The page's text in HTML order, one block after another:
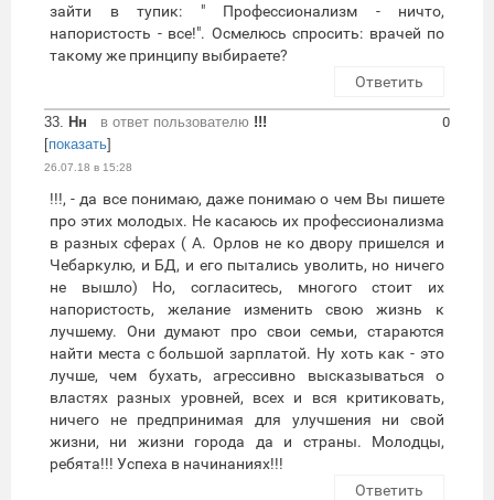
зайти в тупик: " Профессионализм - ничто,
напористость - все!". Осмелюсь спросить: врачей по
такому же принципу выбираете?
Ответить
33. Нн в ответ пользователю !!!
[показать]
26.07.18 в 15:28
0
!!!, - да все понимаю, даже понимаю о чем Вы пишете
про этих молодых. Не касаюсь их профессионализма
в разных сферах ( А. Орлов не ко двору пришелся и
Чебаркулю, и БД, и его пытались уволить, но ничего
не вышло) Но, согласитесь, многого стоит их
напористость, желание изменить свою жизнь к
лучшему. Они думают про свои семьи, стараются
найти места с большой зарплатой. Ну хоть как - это
лучше, чем бухать, агрессивно высказываться о
властях разных уровней, всех и вся критиковать,
ничего не предпринимая для улучшения ни свой
жизни, ни жизни города да и страны. Молодцы,
ребята!!! Успеха в начинаниях!!!
Ответить